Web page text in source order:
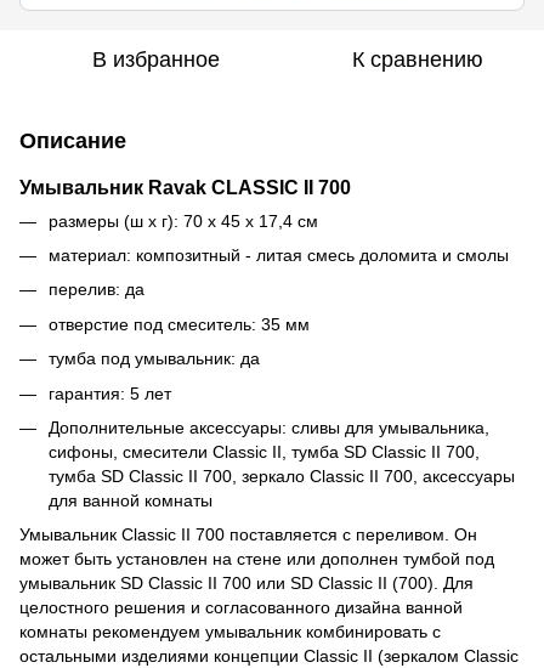
В избранное К сравнению
Описание
Умывальник Ravak CLASSIC II 700
размеры (ш x г): 70 x 45 x 17,4 см
материал: композитный - литая смесь доломита и смолы
перелив: да
отверстие под смеситель: 35 мм
тумба под умывальник: да
гарантия: 5 лет
Дополнительные аксессуары: сливы для умывальника,
сифоны, смесители Classic II, тумба SD Classic II 700,
тумба SD Classic II 700, зеркало Classic II 700, аксессуары
для ванной комнаты
Умывальник Classic II 700 поставляется с переливом. Он
может быть установлен на стене или дополнен тумбой под
умывальник SD Classic II 700 или SD Classic II (700). Для
целостного решения и согласованного дизайна ванной
комнаты рекомендуем умывальник комбинировать с
остальными изделиями концепции Classic II (зеркалом Classic